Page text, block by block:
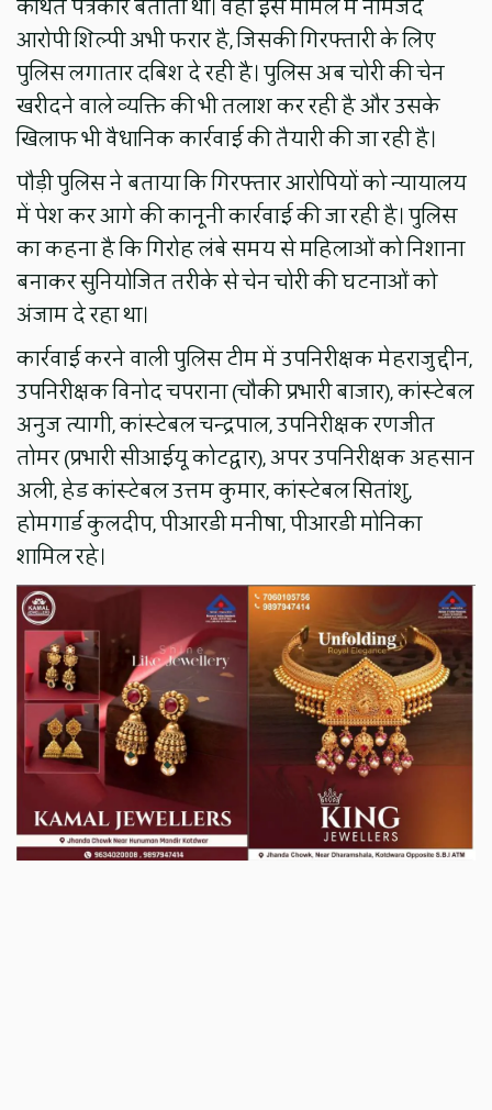
आरोपी शिल्पी अभी फरार है, जिसकी गिरफ्तारी के लिए
पुलिस लगातार दबिश दे रही है। पुलिस अब चोरी की चेन
खरीदने वाले व्यक्ति की भी तलाश कर रही है और उसके
खिलाफ भी वैधानिक कार्रवाई की तैयारी की जा रही है।
पौड़ी पुलिस ने बताया कि गिरफ्तार आरोपियों को न्यायालय
में पेश कर आगे की कानूनी कार्रवाई की जा रही है। पुलिस
का कहना है कि गिरोह लंबे समय से महिलाओं को निशाना
बनाकर सुनियोजित तरीके से चेन चोरी की घटनाओं को
अंजाम दे रहा था।
कार्रवाई करने वाली पुलिस टीम में उपनिरीक्षक मेहराजुद्दीन,
उपनिरीक्षक विनोद चपराना (चौकी प्रभारी बाजार), कांस्टेबल
अनुज त्यागी, कांस्टेबल चन्द्रपाल, उपनिरीक्षक रणजीत
तोमर (प्रभारी सीआईयू कोटद्वार), अपर उपनिरीक्षक अहसान
अली, हेड कांस्टेबल उत्तम कुमार, कांस्टेबल सितांशु,
होमगार्ड कुलदीप, पीआरडी मनीषा, पीआरडी मोनिका
शामिल रहे।